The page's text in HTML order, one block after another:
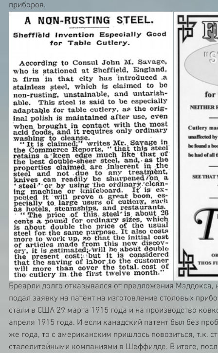
приборов.
Бреарли долго отказывался от предложения Мэддокса,
подал заявку на патент на изготовление столовых
стали в США 29 марта 1915 года и на производство
апреля 1915 года. И если канадский патент был без
же года, то с американским пришлось повозиться, т.к.
сталелитейными компаниями в Шеффилде. В итоге,